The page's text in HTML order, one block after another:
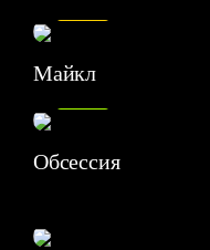
Майкл
Обсессия